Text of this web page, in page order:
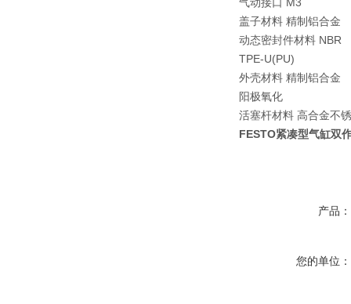
盖子材料 精制铝合金
动态密封件材料 NBR
TPE-U(PU)
外壳材料 精制铝合金
阳极氧化
活塞杆材料 高合金不
FESTO紧凑型气缸双
产品：
您的单位：